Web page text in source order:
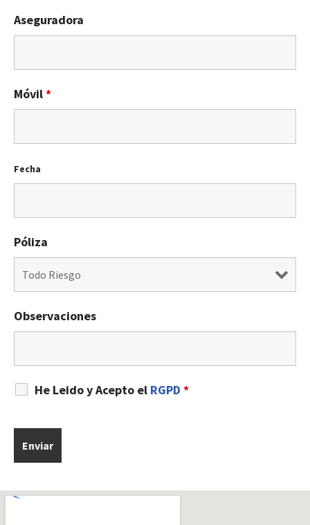
Aseguradora
Móvil*
Fecha
Póliza
Observaciones
He Leido y Acepto el RGPD *